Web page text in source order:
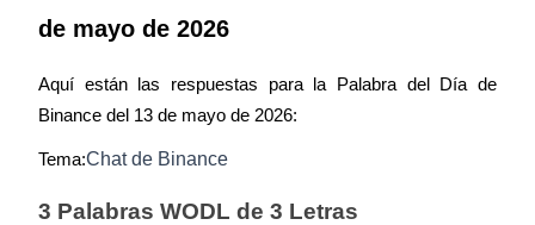
Estrategias comerciales
Aprenda cómo mantenerse rentable
de mayo de 2026
Aquí están las respuestas para la Palabra del Día de
Binance del 13 de mayo de 2026:
Tema:Chat de Binance
3 Palabras WODL de 3 Letras